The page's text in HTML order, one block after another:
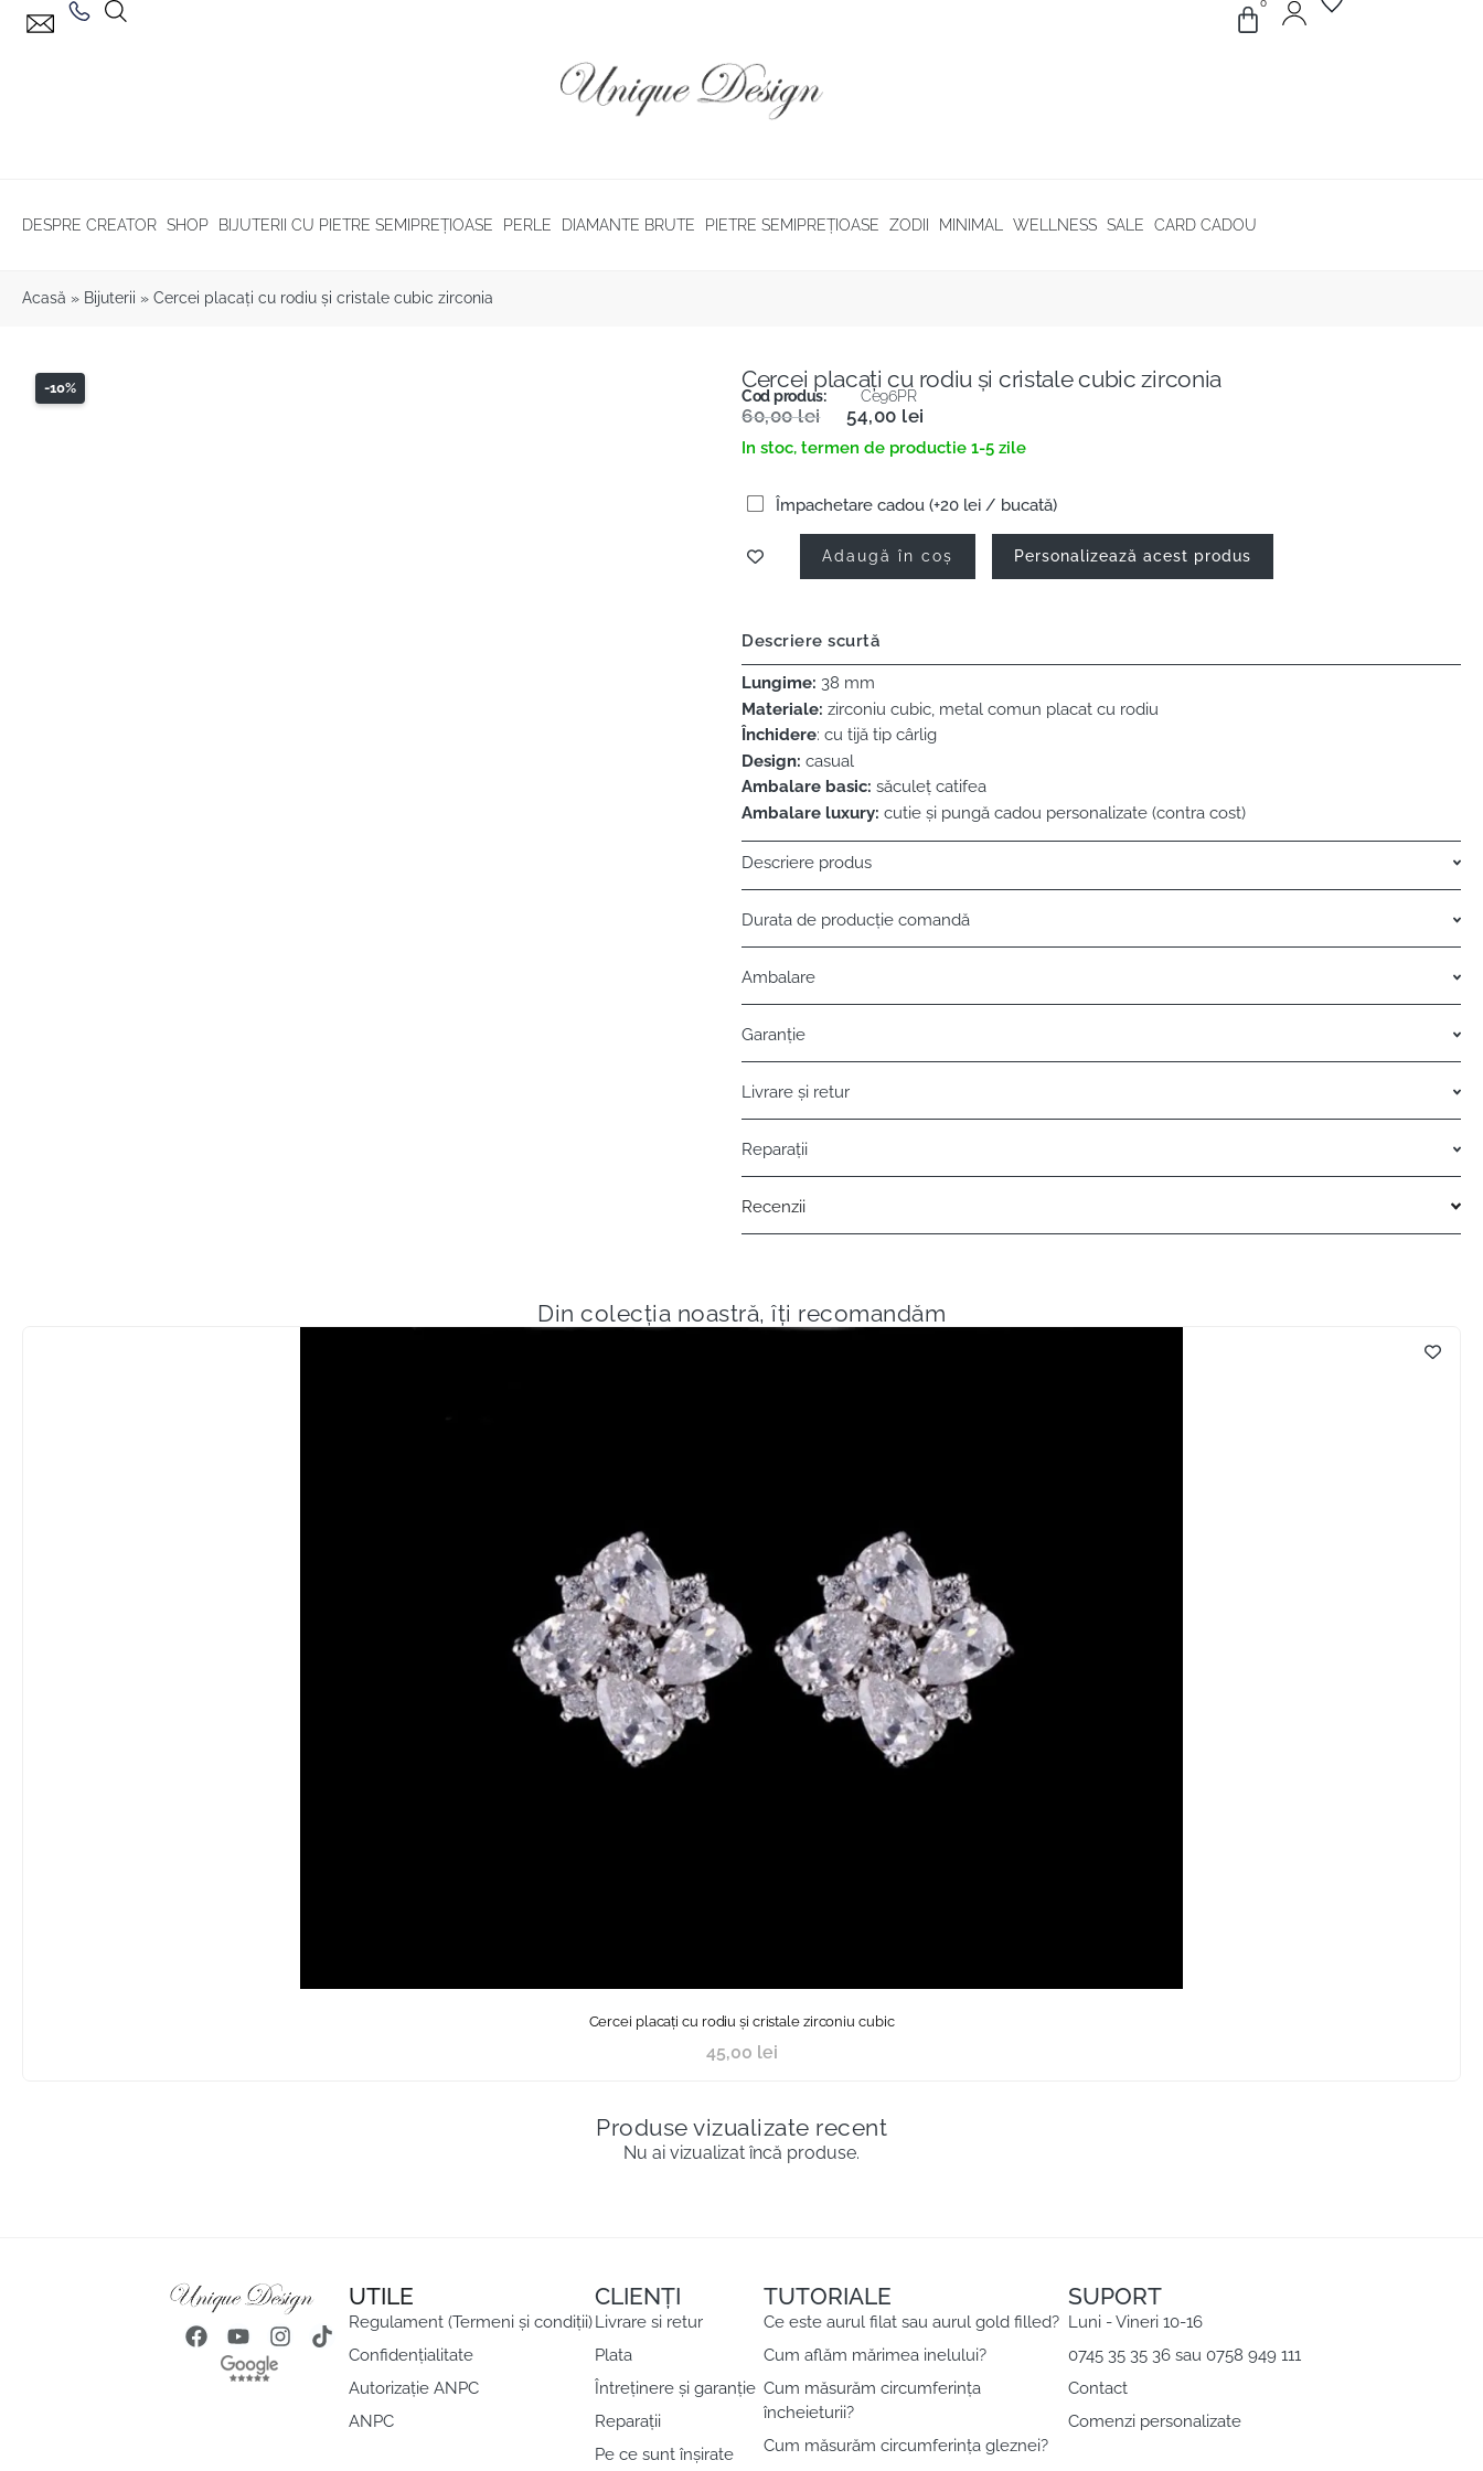
0
DESPRE CREATOR SHOP BIJUTERII CU PIETRE SEMIPREȚIOASE PERLE DIAMANTE BRUTE PIETRE SEMIPREȚIOASE ZODII MINIMAL WELLNESS SALE CARD CADOU
Acasă » Bijuterii » Cercei placaţi cu rodiu şi cristale cubic zirconia
-10% Cercei placaţi cu rodiu şi cristale cubic zirconia
Cod produs: Ce96PR
60,00lei 54,00 lei
In stoc, termen de productie 1-5 zile
Împachetare cadou (+20 lei / bucată)
Adaugă în coș Personalizează acest produs
Descriere scurtă
Lungime: 38 mm
Materiale: zirconiu cubic, metal comun placat cu rodiu
Închidere: cu tijă tip cârlig
Design: casual
Ambalare basic: săculeț catifea
Ambalare luxury: cutie și pungă cadou personalizate (contra cost)
Descriere produs
Durata de producție comandă
Ambalare
Garanție
Livrare și retur
Reparații
Recenzii
Din colecția noastră, îți recomandăm
Cercei placați cu rodiu și cristale zirconiu cubic
45,00 lei
Produse vizualizate recent
Nu ai vizualizat încă produse.
UTILE
Regulament (Termeni și condiții)
Confidențialitate
Autorizație ANPC
ANPC
CLIENȚI
Livrare si retur
Plata
Întreținere și garanție
Reparații
Pe ce sunt înșirate
TUTORIALE
Ce este aurul filat sau aurul gold filled?
Cum aflăm mărimea inelului?
Cum măsurăm circumferința
încheieturii?
Cum măsurăm circumferința gleznei?
SUPORT
Luni - Vineri 10-16
0745 35 35 36 sau 0758 949 111
Contact
Comenzi personalizate